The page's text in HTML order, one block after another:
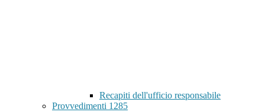
Recapiti dell'ufficio responsabile
Provvedimenti 1285